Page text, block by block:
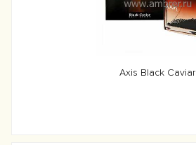
Axis Black Caviar